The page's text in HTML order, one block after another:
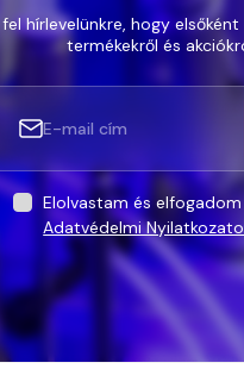
hírlevelünkre, hogy
termékekről és
Elolvastam és
Adatvédelmi